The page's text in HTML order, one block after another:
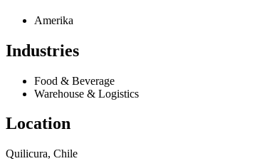
Amerika
Industries
Food & Beverage
Warehouse & Logistics
Location
Quilicura, Chile